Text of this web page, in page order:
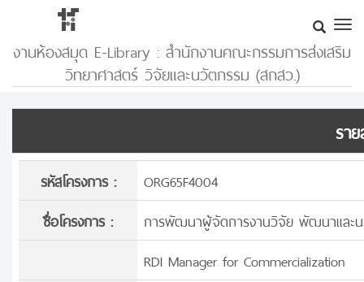
งานห้องสมุด E-Library : สำนักงานคณะกรรมการส่งเสริม
วิทยาศาสตร์ วิจัยและนวัตกรรม (สกสว.)
รา
รหัสโครงการ :
ORG65F4004
ชื่อโครงการ :
การพัฒนาผู้จัดการงานวิจัย พัฒนาและ
RDI Manager for Commercialization